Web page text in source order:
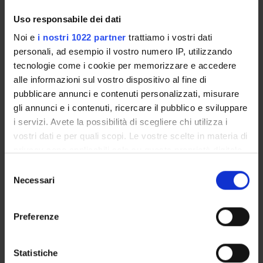
Uso responsabile dei dati
Noi e i nostri 1022 partner trattiamo i vostri dati
personali, ad esempio il vostro numero IP, utilizzando
tecnologie come i cookie per memorizzare e accedere
alle informazioni sul vostro dispositivo al fine di
pubblicare annunci e contenuti personalizzati, misurare
gli annunci e i contenuti, ricercare il pubblico e sviluppare
i servizi. Avete la possibilità di scegliere chi utilizza i
vostri dati e per quali scopi. Le vostre scelte in materia di
modificare o revocare il proprio consenso in qualsiasi
momento dalla Dichiarazione sui cookie o facendo clic
raccogliere informazioni sulla tua posizione
delNecessari
Preferenze
Statistiche
Associate Professor
Cristina Lonardi
Associate Professor
Valentina Moro
Full Professor
Stefania Pontrandolfo
Associate Professor
Gianluca Solla
Associate Professor
RESEARCH INTERESTS